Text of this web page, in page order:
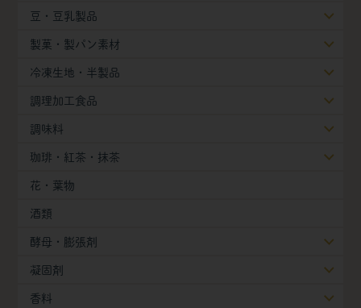
豆・豆乳製品
製菓・製パン素材
冷凍生地・半製品
調理加工食品
調味料
珈琲・紅茶・抹茶
花・葉物
酒類
酵母・膨張剤
凝固剤
香料